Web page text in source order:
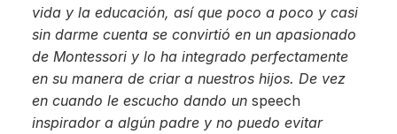
vida y la educación, así que poco a poco y casi
sin darme cuenta se convirtió en un apasionado
de Montessori y lo ha integrado perfectamente
en su manera de criar a nuestros hijos. De vez
en cuando le escucho dando un speech
inspirador a algún padre y no puedo evitar